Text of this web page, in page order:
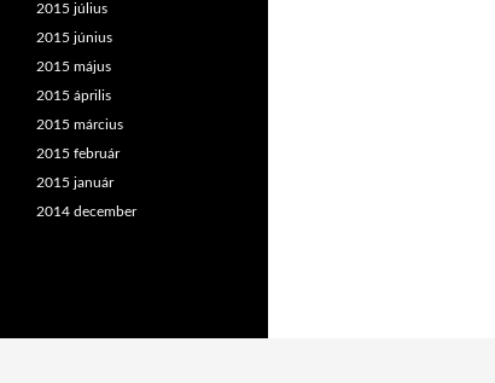
2015 július
2015 június
2015 május
2015 április
2015 március
2015 február
2015 január
2014 december